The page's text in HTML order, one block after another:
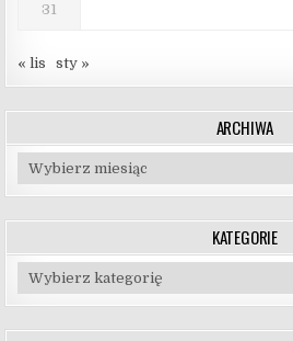
31
« lis sty »
ARCHIWA
Archiwa
KATEGORIE
Kategorie